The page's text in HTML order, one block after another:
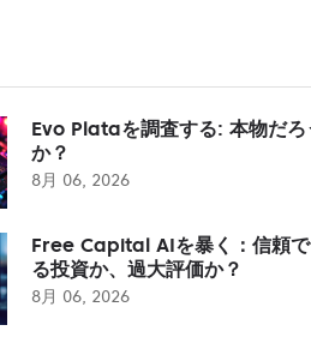
Evo Plataを調査する: 本物だろ
か？
8月 06, 2026
Free Capital AIを暴く：信頼で
る投資か、過大評価か？
8月 06, 2026